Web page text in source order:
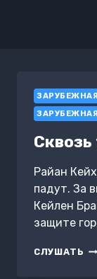
Сквозь
Райан
падут. За
Кейлен
защите
СЛУШАТЬ